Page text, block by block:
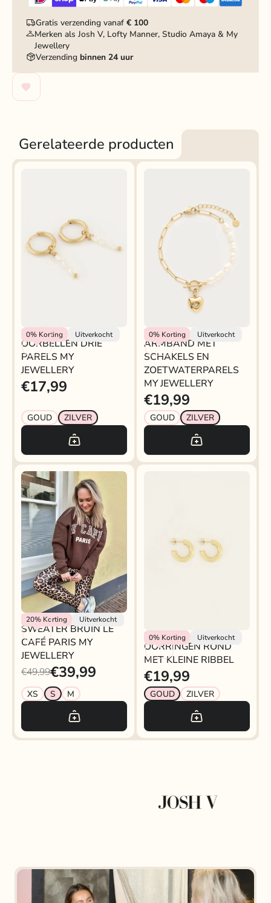
Gratis verzending vanaf€ 100
Merken als Josh V, Lofty Manner, Studio Amaya & My
Jewellery
Verzendingbinnen 24 uur
Gerelateerde producten
0% Korting Uitverkocht
My Jewellery
OORBELLEN DRIE
PARELS MY
JEWELLERY
€17,99
GOUD ZILVER
ARMBAND MET
SCHAKELS EN
ZOETWATERPARELS
MY JEWELLERY
0%Korting Uitverkocht
My Jewellery
ARMBAND MET
SCHAKELS EN
ZOETWATERPARELS
MY JEWELLERY
€19,99
GOUD ZILVER
20% Korting Uitverkocht
My Jewellery
SWEATER BRUIN LE
CAFÉ PARIS MY
JEWELLERY
€49,99€39,99
XS S M
0%Korting Uitverkocht
My Jewellery
OORRINGEN ROND
MET KLEINE RIBBEL
€19,99
GOUD ZILVER